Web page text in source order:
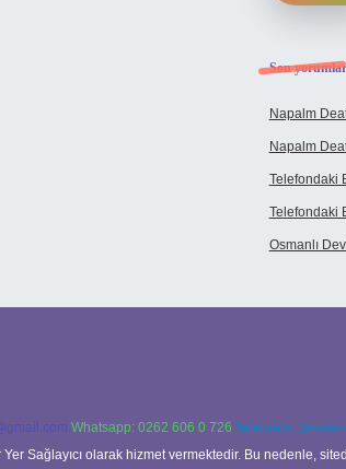
Son yorumlar
Napalm
Napalm
Telefondaki
Telefondaki
Osmanlı
Whatsapp: 0262 606 0 726 Telegram:
Sağlayıcı olarak hizmet vermektedir. Bu nedenle,